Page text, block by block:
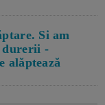
Si am
durerii -
alăptează